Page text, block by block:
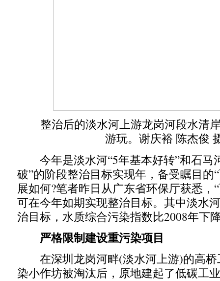
整治后的淡水河上游龙岗河段水清
游玩。谢庆裕 陈杰俊
今年是淡水河“5年基本好转”和石马
破”的阶段整治目标实现年，备受瞩目的
展如何?笔者昨日从广东省环保厅获悉，
可在今年如期实现整治目标。其中淡水
治目标，水质综合污染指数比2008年下
严格限制建设重污染项目
在深圳龙岗河畔(淡水河上游)的高桥
染小作坊被淘汰后，原地建起了低碳工